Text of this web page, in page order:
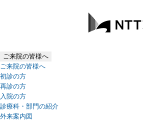
ご来院の皆様へ
ご来院の皆様へ
初診の方
再診の方
入院の方
診療科・部門の紹介
外来案内図